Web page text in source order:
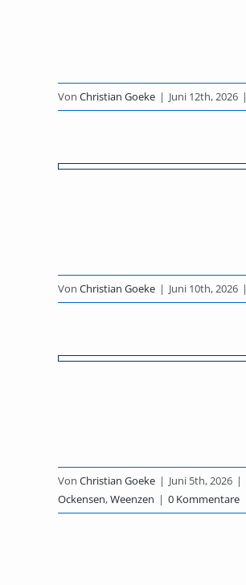
Von Christian Goeke | Juni 12th, 2026 |
Von Christian Goeke | Juni 10th, 2026 |
Von Christian Goeke | Juni 5th, 2026 |
Ockensen,Weenzen | 0 Kommentare